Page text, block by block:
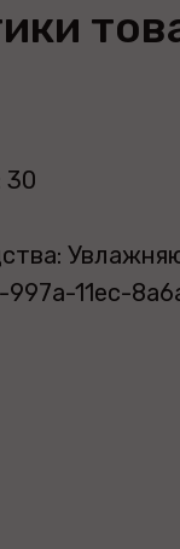
30
997a-11ec-